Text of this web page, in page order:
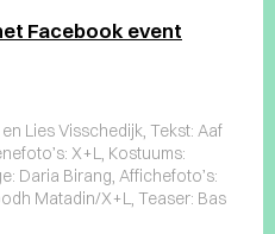
Facebook event
Lies Visschedijk, Tekst: Aaf
X+L, Kostuums:
Daria Birang, Affichefoto’s:
Matadin/X+L, Teaser: Bas